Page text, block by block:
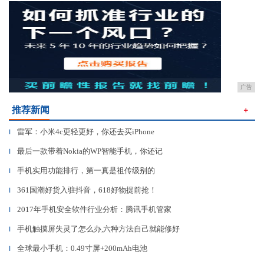
广告
推荐新闻 ＋
▎ 雷军：小米4c更轻更好，你还去买iPhone
▎ 最后一款带着Nokia的WP智能手机，你还记
▎ 手机实用功能排行，第一真是祖传级别的
▎ 361国潮好货入驻抖音，618好物提前抢！
▎ 2017年手机安全软件行业分析：腾讯手机管家
▎ 手机触摸屏失灵了怎么办,六种方法自己就能修好
▎ 全球最小手机：0.49寸屏+200mAh电池